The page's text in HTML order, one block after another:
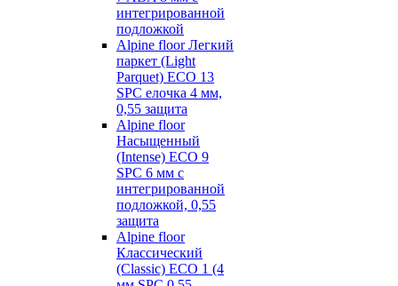
интегрированной
подложкой
Alpine floor Легкий
паркет (Light
Parquet) ECO 13
SPC елочка 4 мм,
0,55 защита
Alpine floor
Насыщенный
(Intense) ECO 9
SPC 6 мм с
интегрированной
подложкой, 0,55
защита
Alpine floor
Классический
(Classic) ECO 1 (4